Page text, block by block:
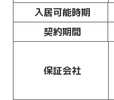
入居可能時期
契約期間
保証会社